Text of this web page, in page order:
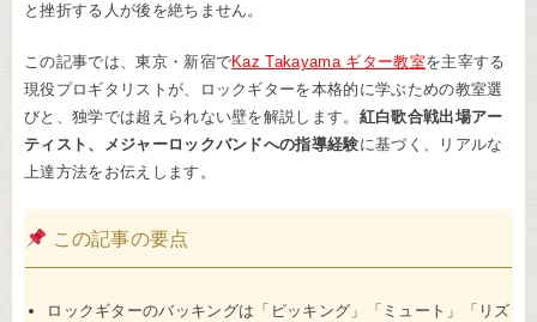
と挫折する人が後を絶ちません。
この記事では、東京・新宿でKaz Takayama ギター教室を主宰する
現役プロギタリストが、ロックギターを本格的に学ぶための教室選
びと、独学では超えられない壁を解説します。 紅白歌合戦出場アー
ティスト、メジャーロックバンドへの指導経験に基づく、リアルな
上達方法をお伝えします。
この記事の要点
ロックギターのバッキングは「ピッキング」「ミュート」「リズ